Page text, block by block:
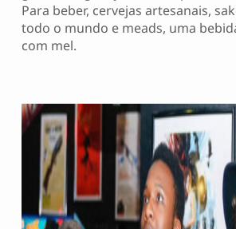
Para beber, cervejas artesanais,
todo o mundo e meads, uma
com mel.